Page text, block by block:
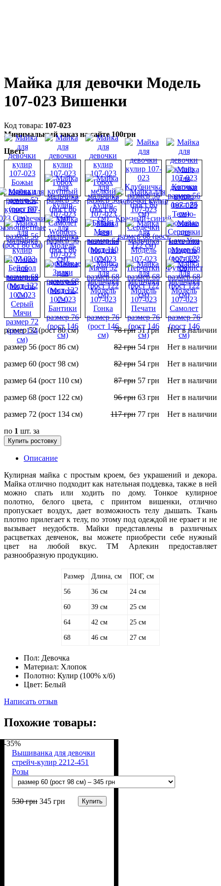
Майка для девочки Модель
107-023 Вишенки
107-023
Минимальный заказ на сайте 100грн
Цвет:
размер 52 (рост 80 см) 78грн 51грн
Нет в наличии
размер 56 (рост 86 см)
82грн 54 грн
Нет в наличии
размер 60 (рост 98 см)
82грн 54 грн
Нет в наличии
размер 64 (рост 110 см)
87грн 57 грн
Нет в наличии
размер 68 (рост 122 см)
96грн 63 грн
Нет в наличии
размер 72 (рост 134 см)
117грн 77 грн
Нет в наличии
по 1 шт. за
Купить ростовку
Описание
Кулирная майка с простым кроем, без украшений и декора.
Майка отлично подходит как нательная поддевка, также в ней
можно спать или ходить по дому. Тонкое кулирное
полотно, белого цвета, с принтом вишенки, отлично
пропускает воздух, дает возможность телу дышать. Ткань
плотно прилегает к телу, по этому под одеждой не ерзает и не
вызывает неудобств. Майки представлены в различных
расцветках девченок, вы можете приобрести себе нужный
цвет на любой вкус. ТМ Арлекин предоставляет
разнообразную продукцию.
Размер Длина, см ПОГ, см
56 36 см 24 см
60 39 см 25 см
64 42 см 25 см
68 46 см 27 см
Пол: Девочка
Материал: Хлопок
Полотно: Кулир (100% х/б)
Цвет: Белый
Написать отзыв
Похожие товары:
-35%
Вышиванка для девочки
стрейч-кулир 2212-451
Розы
530грн 345 грн Купить